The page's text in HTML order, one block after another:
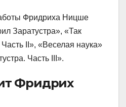
Фридриха Ницше
Заратустра», «Так
II», «Веселая наука»
Часть III».
Фридрих